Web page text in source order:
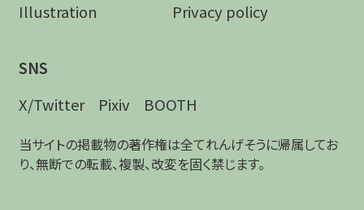
Illustration
Privacy policy
SNS
X/Twitter
Pixiv BOOTH
当サイトの掲載物の著作権は全てれんげそうに帰属してお
り、無断での転載、複製、改変を固く禁じます。